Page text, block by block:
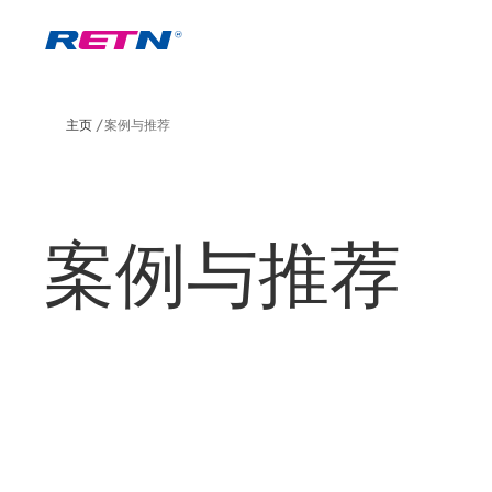
主页 案例与推荐
案例与推荐